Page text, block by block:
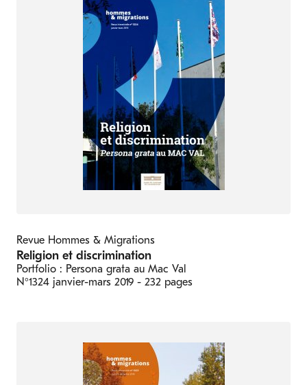
Revue Hommes & Migrations
Religion et discrimination
Portfolio : Persona grata au Mac Val
N°1324 janvier-mars 2019 - 232 pages